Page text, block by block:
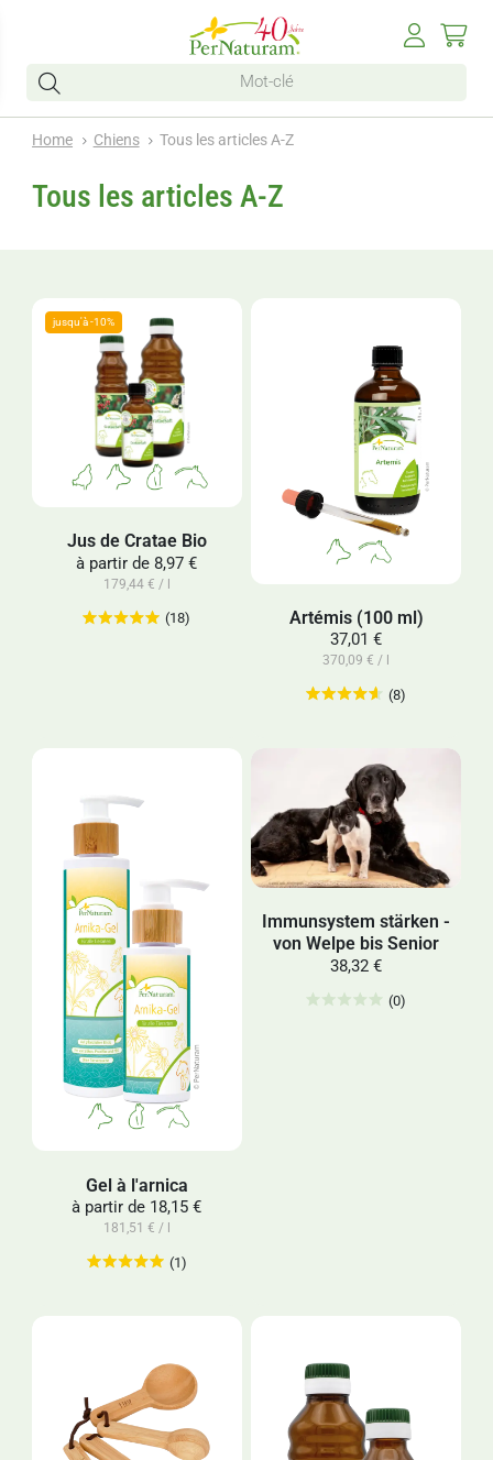
Home Chiens Tous les articles A-Z
Tous les articles A-Z
Jus de Cratae Bio
à partir de 8,97 €
179,44 € / l
(18) Artémis (100 ml)
37,01 €
370,09 € / l
(8)
Gel à l'arnica
à partir de 18,15 €
181,51 € / l
(1)
Immunsystem stärken -
von Welpe bis Senior
38,32 €
(0)